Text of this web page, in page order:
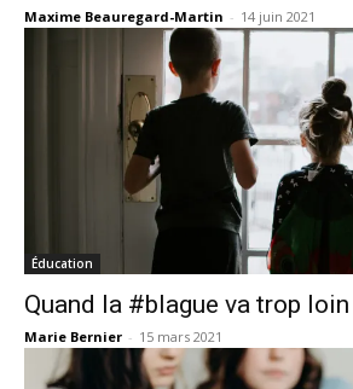
Maxime Beauregard-Martin - 14 juin 2021
Éducation
Quand la #blague va trop loin
Marie Bernier - 15 mars 2021